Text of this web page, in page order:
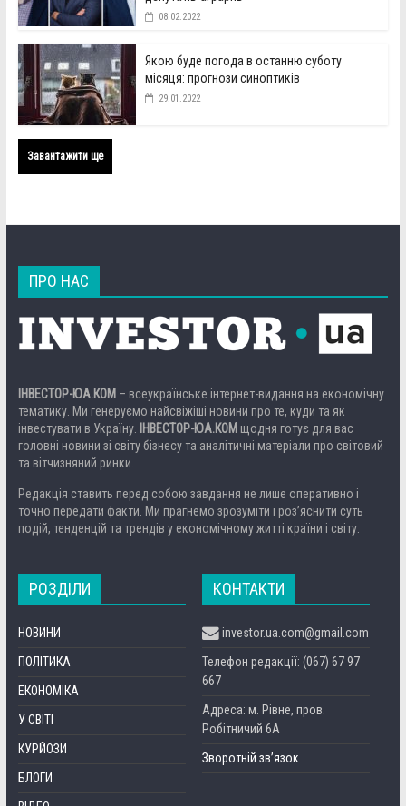
08.02.2022
Якою буде погода в останню суботу
місяця: прогнози синоптиків
29.01.2022
Завантажити ще
ПРО НАС
ІНВЕСТОР-ЮА.КОМ – всеукраїнське інтернет-видання на економічну
тематику. Ми генеруємо найсвіжіші новини про те, куди та як
інвестувати в Україну.
ІНВЕСТОР-ЮА.КОМ щодня готує для вас
головні новини зі світу бізнесу та аналітичні матеріали про світовий
та вітчизняний ринки.
Редакція ставить перед собою завдання не лише оперативно і
точно передати факти. Ми прагнемо зрозуміти і роз’яснити суть
подій, тенденцій та трендів у економічному житті країни і світу.
РОЗДІЛИ
НОВИНИ
ПОЛІТИКА
ЕКОНОМІКА
У СВІТІ
КУРЙОЗИ
БЛОГИ
КОНТАКТИ
investor.ua.com@gmail.com
Телефон редакції: (067) 67 97
667
Адреса: м. Рівне, пров.
Робітничий 6А
Зворотній зв’язок